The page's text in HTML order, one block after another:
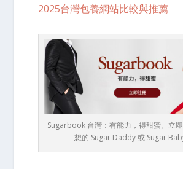
2025台灣包養網站比較與推薦
Sugarbook 台灣：有能力，得甜蜜。立
想的 Sugar Daddy 或 Sugar Baby